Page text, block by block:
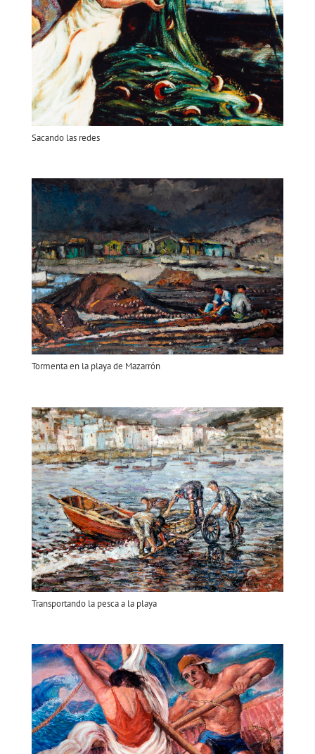
Sacando las redes
Tormenta en la playa de Mazarrón
Transportando la pesca a la playa